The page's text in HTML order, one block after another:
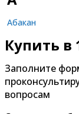
Абакан
Александров
Анапа
Ангарск
Купить в
Заполните
вопросам